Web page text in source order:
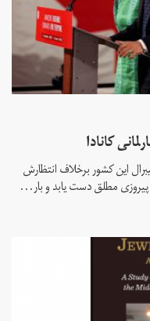
کانادا
این کشور برخلاف انتظارش
پیروزی مطلق دست یابد و بار...